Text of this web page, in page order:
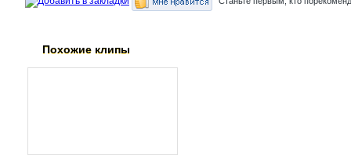
Похожие клипы